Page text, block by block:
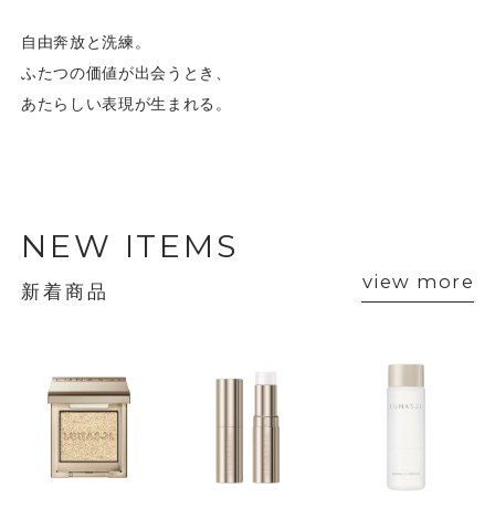
自由奔放と洗練。
ふたつの価値が出会うとき、
あたらしい表現が生まれる。
NEW ITEMS
新着商品 view more